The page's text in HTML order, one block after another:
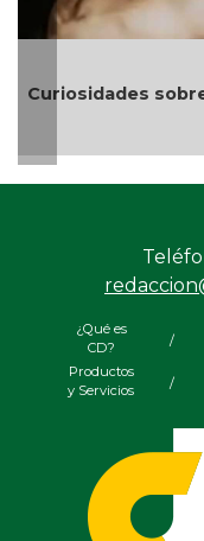
Curiosidades
¿Qué es
CD?
/
Productos
y Servicios
/